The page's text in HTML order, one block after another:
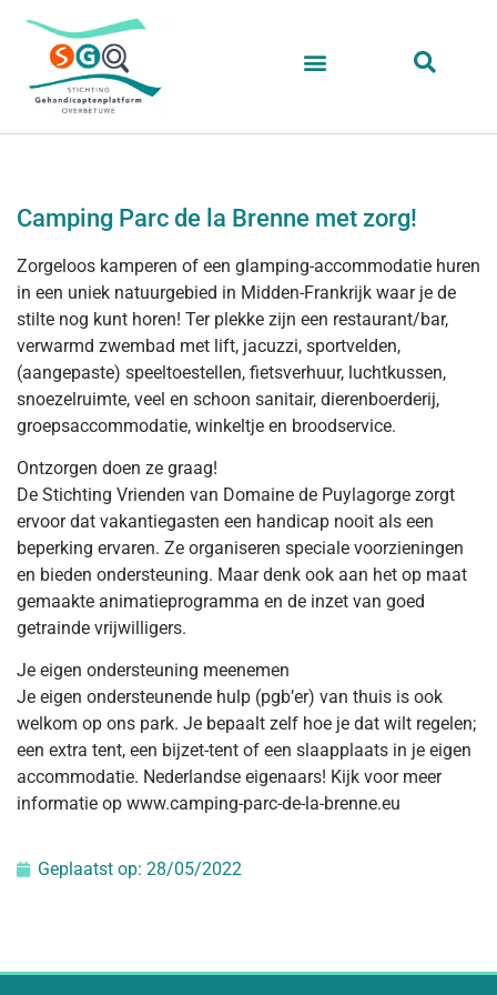
Camping Parc de la Brenne met zorg!
Zorgeloos kamperen of een glamping-accommodatie huren
in een uniek natuurgebied in Midden-Frankrijk waar je de
stilte nog kunt horen! Ter plekke zijn een restaurant/bar,
verwarmd zwembad met lift, jacuzzi, sportvelden,
(aangepaste) speeltoestellen, fietsverhuur, luchtkussen,
snoezelruimte, veel en schoon sanitair, dierenboerderij,
groepsaccommodatie, winkeltje en broodservice.
Ontzorgen doen ze graag!
De Stichting Vrienden van Domaine de Puylagorge zorgt
ervoor dat vakantiegasten een handicap nooit als een
beperking ervaren. Ze organiseren speciale voorzieningen
en bieden ondersteuning. Maar denk ook aan het op maat
gemaakte animatieprogramma en de inzet van goed
getrainde vrijwilligers.
Je eigen ondersteuning meenemen
Je eigen ondersteunende hulp (pgb’er) van thuis is ook
welkom op ons park. Je bepaalt zelf hoe je dat wilt regelen;
een extra tent, een bijzet-tent of een slaapplaats in je eigen
accommodatie. Nederlandse eigenaars! Kijk voor meer
informatie op www.camping-parc-de-la-brenne.eu
Geplaatst op: 28/05/2022